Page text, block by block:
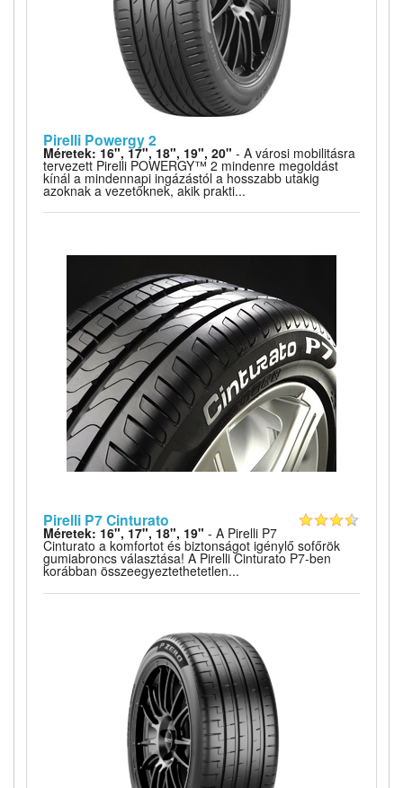
Pirelli Powergy 2
Méretek: 16", 17", 18", 19", 20" - A városi mobilitásra
tervezett Pirelli POWERGY™ 2 mindenre megoldást
kínál a mindennapi ingázástól a hosszabb utakig
azoknak a vezetőknek, akik prakti...
Pirelli P7 Cinturato
Méretek: 16", 17", 18", 19" - A Pirelli P7
Cinturato a komfortot és biztonságot igénylő sofőrök
gumiabroncs választása! A Pirelli Cinturato P7-ben
korábban összeegyeztethetetlen...